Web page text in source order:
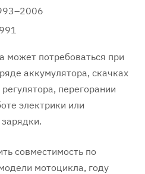
может потребоваться при
аккумулятора, скачках
перегорании
электрики или
совместимость по
мотоцикла, году